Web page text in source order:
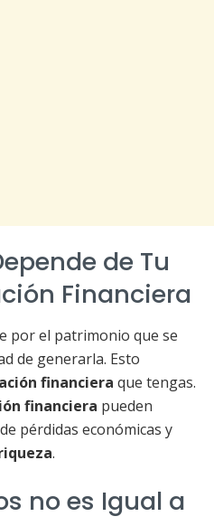
de Tu
Financiera
por el patrimonio que se
de generarla. Esto
financiera que tengas.
financiera pueden
pérdidas económicas y
.
no es Igual a